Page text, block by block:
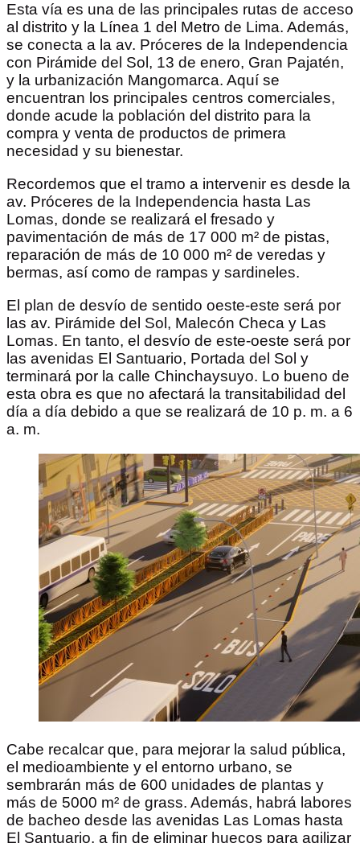
Esta vía es una de las principales rutas de acceso
al distrito y la Línea 1 del Metro de Lima. Además,
se conecta a la av. Próceres de la Independencia
con Pirámide del Sol, 13 de enero, Gran Pajatén,
y la urbanización Mangomarca. Aquí se
encuentran los principales centros comerciales,
donde acude la población del distrito para la
compra y venta de productos de primera
necesidad y su bienestar.
Recordemos que el tramo a intervenir es desde la
av. Próceres de la Independencia hasta Las
Lomas, donde se realizará el fresado y
pavimentación de más de 17 000 m² de pistas,
reparación de más de 10 000 m² de veredas y
bermas, así como de rampas y sardineles.
El plan de desvío de sentido oeste-este será por
las av. Pirámide del Sol, Malecón Checa y Las
Lomas. En tanto, el desvío de este-oeste será por
las avenidas El Santuario, Portada del Sol y
terminará por la calle Chinchaysuyo. Lo bueno de
esta obra es que no afectará la transitabilidad del
día a día debido a que se realizará de 10 p. m. a 6
a. m.
Cabe recalcar que, para mejorar la salud pública,
el medioambiente y el entorno urbano, se
sembrarán más de 600 unidades de plantas y
más de 5000 m² de grass. Además, habrá labores
de bacheo desde las avenidas Las Lomas hasta
El Santuario, a fin de eliminar huecos para agilizar